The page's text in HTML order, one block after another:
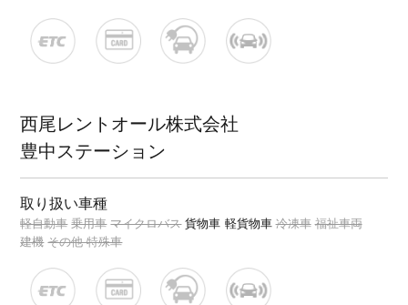
西尾レントオール株式会社
豊中ステーション
取り扱い車種
軽自動車 乗用車 マイクロバス 貨物車 軽貨物車 冷凍車 福祉車両
建機 その他 特殊車